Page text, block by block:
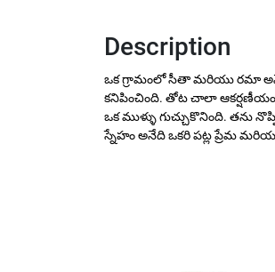
Description
ఒక గ్రామంలో సీతా మరియు రమా అనే
కనిపించింది. తోట చాలా
ఒక ముళ్ళు గుచ్చుకొనింది. తను
స్నేహం అనేది ఒకరి పట్ల ప్రేమ